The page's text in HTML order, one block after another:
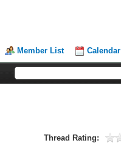
Member List Calendar
Thread Rating: